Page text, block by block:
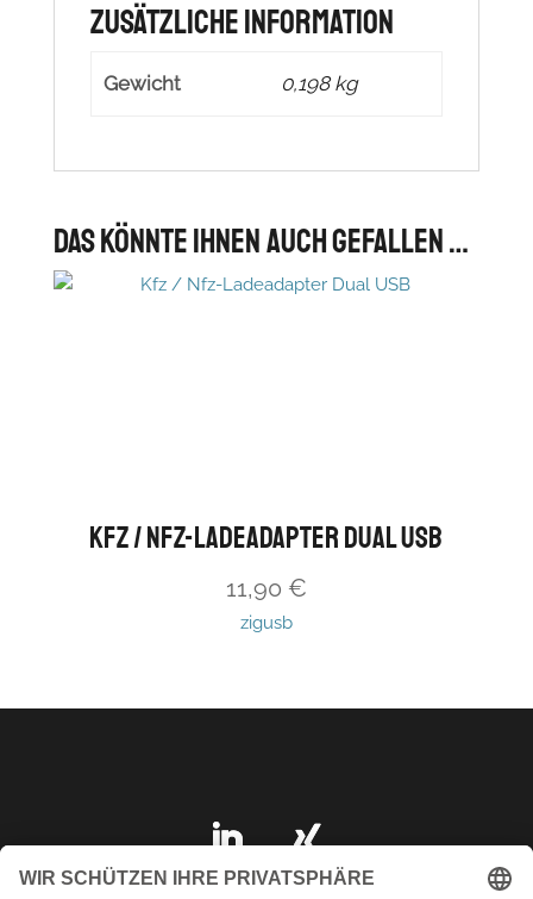
Zusätzliche Information
Gewicht 0,198 kg
Das könnte Ihnen auch gefallen …
Kfz / Nfz-Ladeadapter Dual USB
11,90 €
zigusb